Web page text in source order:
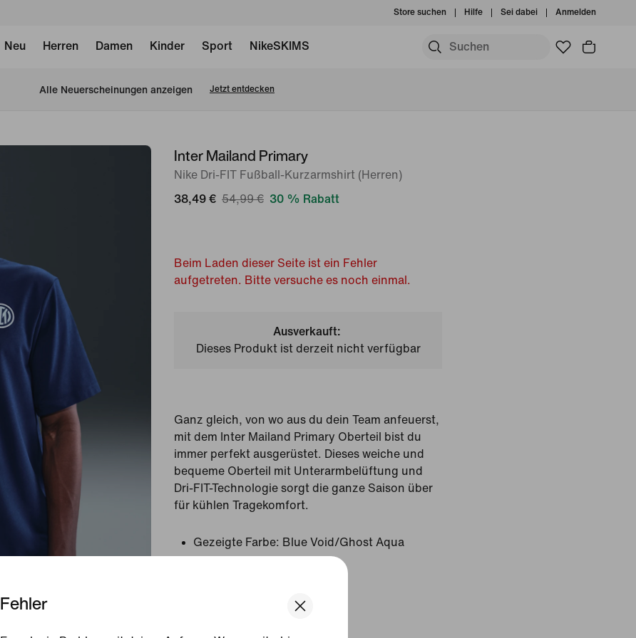
Fehler
Store suchen Hilfe Sei dabei Anmelden
Neu Herren Damen Kinder Sport NikeSKIMS
Alle Neuerscheinungen anzeigen Jetzt entdecken
Bild 1Inter Mailand Primary
Nike Dri-FIT Fußball-Kurzarmshirt (Herren)
38,49 € 54,99 € 30 % Rabatt
Beim Laden dieser Seite ist ein Fehler
aufgetreten. Bitte versuche es noch einmal.
Ausverkauft:
Dieses Produkt ist derzeit nicht verfügbar
Ganz gleich, von wo aus du dein Team anfeuerst,
mit dem Inter Mailand Primary Oberteil bist du
immer perfekt ausgerüstet. Dieses weiche und
bequeme Oberteil mit Unterarmbelüftung und
Dri-FIT-Technologie sorgt die ganze Saison über
für kühlen Tragekomfort.
Gezeigte Farbe: Blue Void/Ghost Aqua
Produktdetails anzeigen